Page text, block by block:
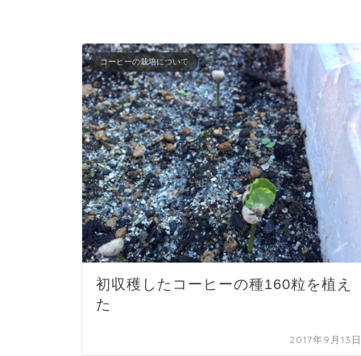
コーヒーの栽培について
初収穫したコーヒーの種160粒を植え
た
2017年9月13日